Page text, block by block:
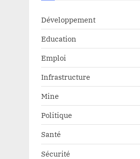
Développement
Education
Emploi
Infrastructure
Mine
Politique
Santé
Sécurité